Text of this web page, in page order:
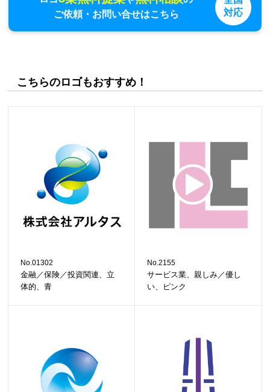
ご依頼・お問い合せはこちら
対応
こちらのロゴもおすすめ！
No.01302
金融／保険／投資関連、立
体的、青
No.2155
サービス業、親しみ／優し
い、ピンク